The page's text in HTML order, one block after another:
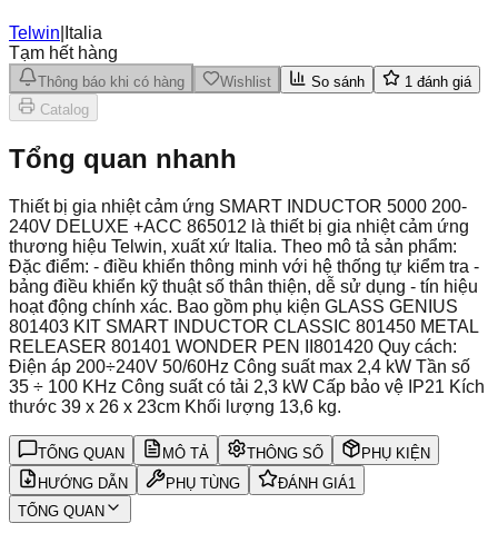
Telwin Italia
Tạm hết hàng
Thông báo khi có hàng Wishlist So sánh 1 đánh giá
Catalog
Tổng quan nhanh
Thiết bị gia nhiệt cảm ứng SMART INDUCTOR 5000 200-
240V DELUXE +ACC 865012 là thiết bị gia nhiệt cảm ứng
thương hiệu Telwin, xuất xứ Italia. Theo mô tả sản phẩm:
Đặc điểm: - điều khiển thông minh với hệ thống tự kiểm tra -
bảng điều khiển kỹ thuật số thân thiện, dễ sử dụng - tín hiệu
hoạt động chính xác. Bao gồm phụ kiện GLASS GENIUS
801403 KIT SMART INDUCTOR CLASSIC 801450 METAL
RELEASER 801401 WONDER PEN II801420 Quy cách:
Điện áp 200÷240V 50/60Hz Công suất max 2,4 kW Tần số
35 ÷ 100 KHz Công suất có tải 2,3 kW Cấp bảo vệ IP21 Kích
thước 39 x 26 x 23cm Khối lượng 13,6 kg.
TỔNG QUAN MÔ TẢ THÔNG SỐ
PHỤ KIỆN
HƯỚNG DẪN
PHỤ TÙNG ĐÁNH GIÁ1
TỔNG QUAN